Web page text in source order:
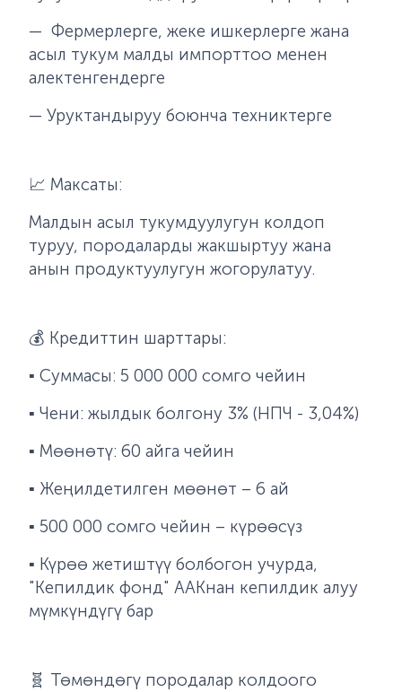
— Фермерлерге, жеке ишкерлерге жана
асыл тукум малды импорттоо менен
алектенгендерге
— Уруктандыруу боюнча техниктерге
📈 Максаты:
Малдын асыл тукумдуулугун колдоп
туруу, породаларды жакшыртуу жана
анын продуктуулугун жогорулатуу.
💰 Кредиттин шарттары:
▪️ Суммасы: 5 000 000 сомго чейин
▪️ Чени: жылдык болгону 3% (НПЧ - 3,04%)
▪️ Мөөнөтү: 60 айга чейин
▪️ Жеңилдетилген мөөнөт – 6 ай
▪️ 500 000 сомго чейин – күрөөсүз
▪️ Күрөө жетиштүү болбогон учурда,
"Кепилдик фонд" ААКнан кепилдик алуу
мүмкүндүгү бар
🧬 Төмөндөгү породалар колдоого